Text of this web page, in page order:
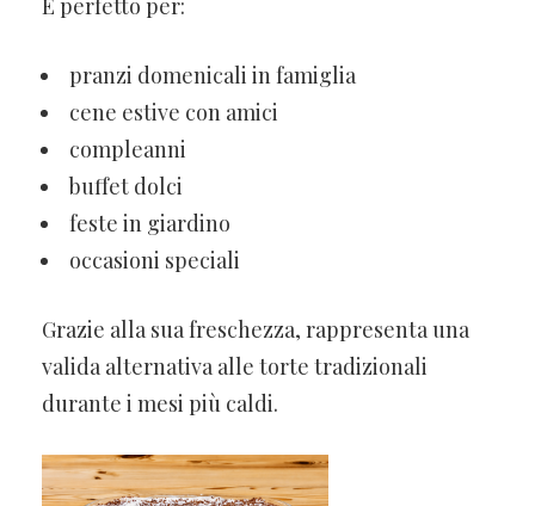
pranzi domenicali in famiglia
cene estive con amici
compleanni
buffet dolci
feste in giardino
occasioni speciali
Grazie alla sua freschezza, rappresenta una
valida alternativa alle torte tradizionali
durante i mesi più caldi.